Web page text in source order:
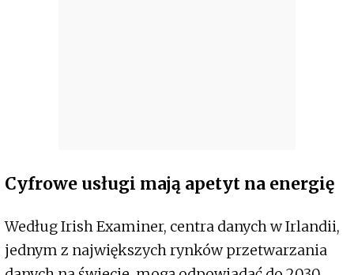
Cyfrowe usługi mają apetyt na energię
Według Irish Examiner, centra danych w Irlandii,
jednym z największych rynków przetwarzania